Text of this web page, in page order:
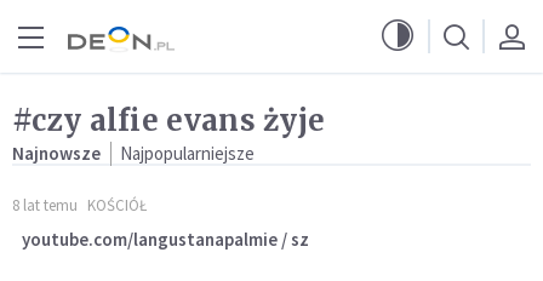
#czy alfie evans żyje
Najnowsze Najpopularniejsze
8 lat temu KOŚCIÓŁ
youtube.com/langustanapalmie / sz